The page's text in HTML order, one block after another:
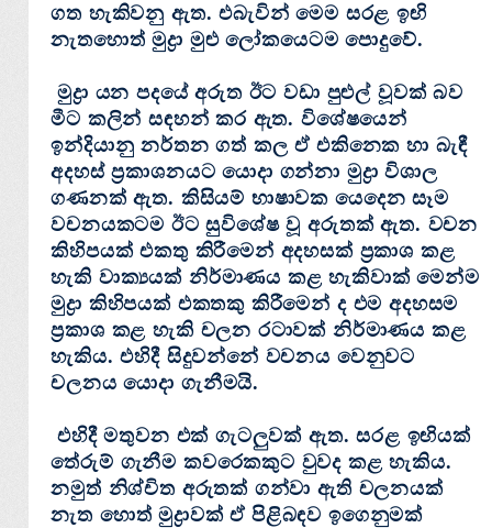
ගත හැකිවනු ඇත. එබැවින් මෙම සරළ ඉඟි
නැතහොත් මුද්‍රා මුළු ලෝකයෙටම පොදුවේ.
මුද්‍රා යන පදයේ අරුත ඊට වඩා පුළුල් වූවක්‌ බව
මීට කලින් සඳහන් කර ඇත. විශේෂයෙන්
ඉන්දියානු නර්තන ගත් කල ඒ එකිනෙක හා බැඳී
අදහස්‌ ප්‍රකාශනයට යොදා ගන්නා මුද්‍රා විශාල
ගණනක්‌ ඇත. කිසියම් භාෂාවක යෙදෙන සෑම
වචනයකටම ඊට සුවිශේෂ වූ අරුතක්‌ ඇත. වචන
කිහිපයක්‌ එකතු කිරීමෙන් අදහසක්‌ ප්‍රකාශ කළ
හැකි වාක්‍යයක්‌ නිර්මාණය කළ හැකිවාක්‌ මෙන්ම
මුද්‍රා කිහිපයක්‌ එකතකු කිරීමෙන් ද එම අදහසම
ප්‍රකාශ කළ හැකි චලන රටාවක්‌ නිර්මාණය කළ
හැකිය. එහිදී සිදුවන්නේ වචනය වෙනුවට
චලනය යොදා ගැනීමයි.
එහිදී මතුවන එක්‌ ගැටලුවක්‌ ඇත. සරළ ඉඟියක්‌
තේරුම් ගැනීම කවරෙකකුට වුවද කළ හැකිය.
නමුත් නිශ්චිත අරුතක්‌ ගන්වා ඇති චලනයක්‌
නැත හොත් මුද්‍රාවක්‌ ඒ පිළිබඳව ඉගෙනුමක්‌